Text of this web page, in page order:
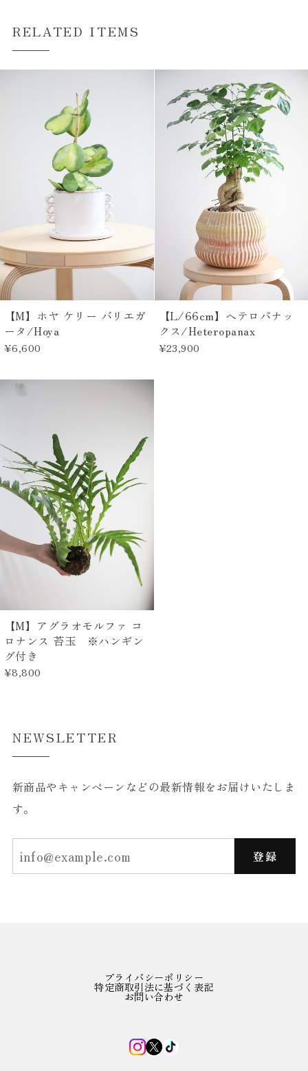
RELATED ITEMS
【M】ホヤ ケリー バリエガ
ータ/Hoya
¥6,600
【L/66cm】ヘテロパナッ
クス/Heteropanax
¥23,900
【M】アグラオモルファ コ
ロナンス 苔玉 ※ハンギン
グ付き
¥8,800
NEWSLETTER
新商品やキャンペーンなどの最新情報をお届けいたしま
す。
登録
プライバシーポリシー
特定商取引法に基づく表記
お問い合わせ